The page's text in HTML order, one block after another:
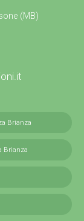
(MB)
Brianza
Brianza